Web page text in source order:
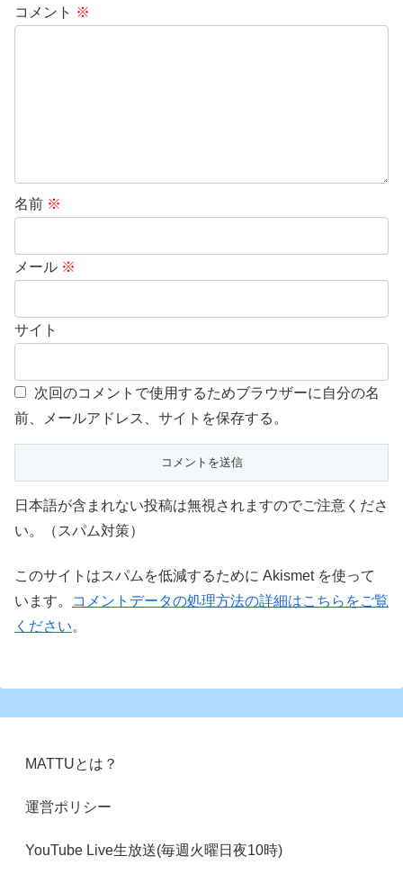
コメント ※
名前 ※
メール ※
サイト
次回のコメントで使用するためブラウザーに自分の名
前、メールアドレス、サイトを保存する。
日本語が含まれない投稿は無視されますのでご注意くださ
い。（スパム対策）
このサイトはスパムを低減するために Akismet を使って
います。
コメントデータの処理方法の詳細はこちらをご覧
ください。
MATTUとは？
運営ポリシー
YouTube Live生放送(毎週火曜日夜10時)